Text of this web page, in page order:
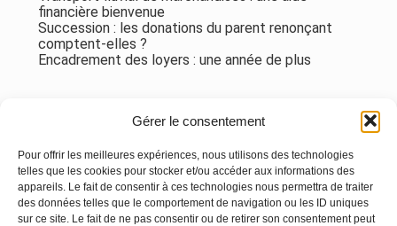
Gérer le consentement
Pour offrir les meilleures expériences, nous utilisons des technologies
telles que les cookies pour stocker et/ou accéder aux informations des
appareils. Le fait de consentir à ces technologies nous permettra de traiter
des données telles que le comportement de navigation ou les ID uniques
sur ce site. Le fait de ne pas consentir ou de retirer son consentement peut
financière bienvenue
Succession : les donations du parent renonçant
comptent-elles ?
Encadrement des loyers : une année de plus
Aucun commentaire à afficher.